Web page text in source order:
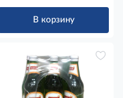
В корзину